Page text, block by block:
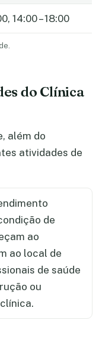
14:00 – 18:00
do Clínica
além do
atividades de
de
ao
ao local de
de saúde
ou